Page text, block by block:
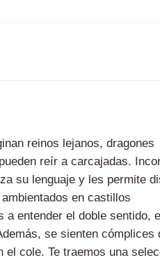
reinos lejanos, dragones
reír a carcajadas.
su lenguaje y les permite
en castillos
entender el doble sentido, el
se sienten cómplices
el cole. Te traemos una